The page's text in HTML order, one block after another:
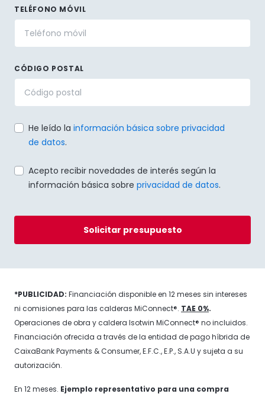
TELÉFONO MÓVIL
CÓDIGO POSTAL
He leído la información básica sobre privacidad
de datos.
Acepto recibir novedades de interés según la
información básica sobre privacidad de datos.
Solicitar presupuesto
*PUBLICIDAD: Financiación disponible en 12 meses sin intereses
ni comisiones para las calderas MiConnect®. TAE 0%.
Operaciones de obra y caldera Isotwin MiConnect® no incluidos.
Financiación ofrecida a través de la entidad de pago híbrida de
CaixaBank Payments & Consumer, E.F.C., E.P., S.A.U y sujeta a su
autorización.
En 12 meses. Ejemplo representativo para una compra